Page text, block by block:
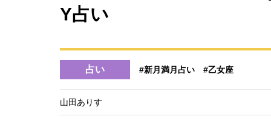
Y占い
占い #新月満月占い #乙女座
山田ありす